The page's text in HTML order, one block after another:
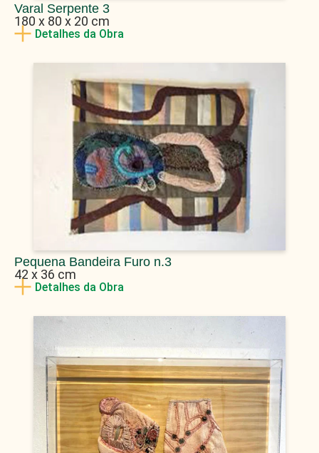
Varal Serpente 3
180 x 80 x 20 cm
Detalhes da Obra
Pequena Bandeira Furo n.3
42 x 36 cm
Detalhes da Obra